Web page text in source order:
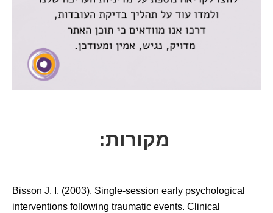
מקורות:
Bisson J. I. (2003). Single-session early psychological
interventions following traumatic events. Clinical